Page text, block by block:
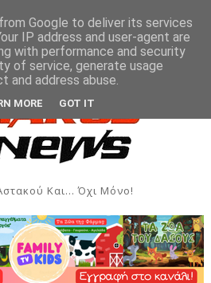
ΠΟΛΙΤΙΣΜΌΣ Παρουσίαση του
Και... Όχι Μόνο!
Google to deliver its services
IP address and user-agent are
with performance and security
of service, generate usage
address abuse.
MORE GOT IT